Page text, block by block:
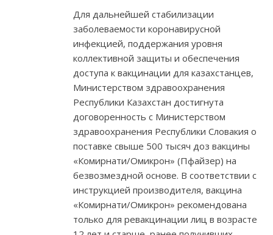
Для дальнейшей стабилизации
заболеваемости коронавирусной
инфекцией, поддержания уровня
коллективной защиты и обеспечения
доступа к вакцинации для казахстанцев,
Министерством здравоохранения
Республики Казахстан достигнута
договоренность с Министерством
здравоохранения Республики Словакия о
поставке свыше 500 тысяч доз вакцины
«Комирнати/Омикрон» (Пфайзер) на
безвозмездной основе. В соответствии с
инструкцией производителя, вакцина
«Комирнати/Омикрон» рекомендована
только для ревакцинации лиц в возрасте